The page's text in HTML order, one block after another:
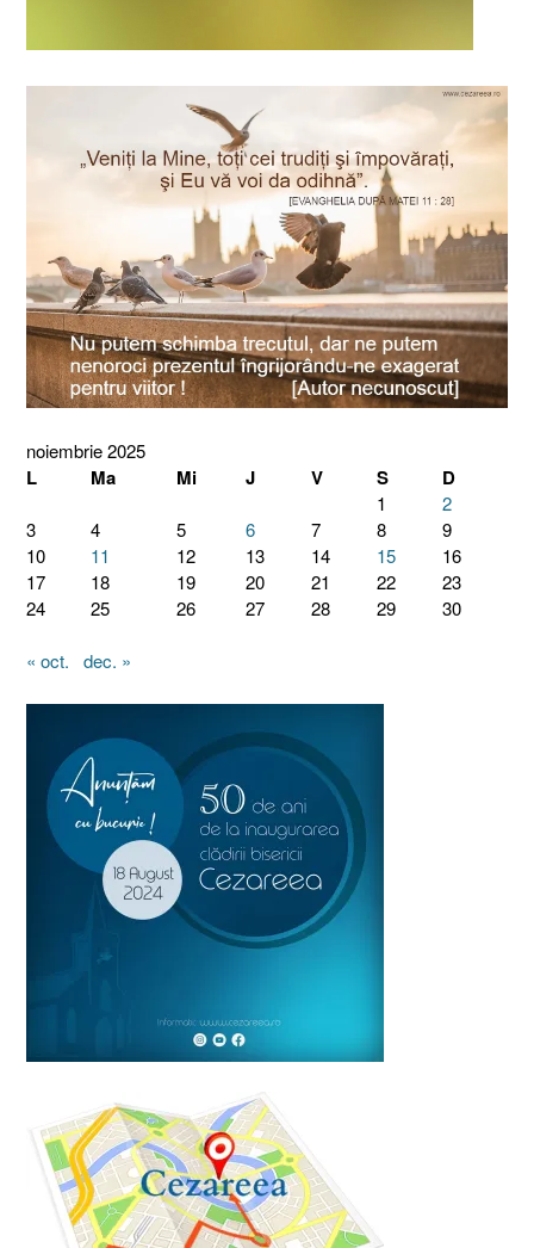
noiembrie 2025
L Ma Mi J V S D
1
2
3
4 5 6 7 8
9
10
11 12 13 14 15
16
17
18 19 20 21 22
23
24
25 26 27 28 29 30
« oct. dec. »